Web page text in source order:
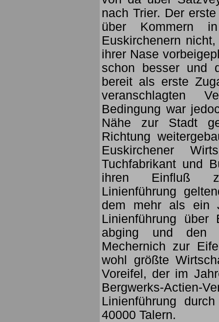
nach Trier. Der
über Kommern
Euskirchenern
ihrer Nase
schon besser und
bereit als erste
veranschlagten
Bedingung war
Nähe zur Stadt
Richtung
Euskirchener
Tuchfabrikant und
ihren Einfluß
Linienführung
dem mehr als ein
Linienführung über
abging und den
Mechernich zur
wohl größte
Voreifel, der im
Bergwerks-
Linienführung
40000 Talern.